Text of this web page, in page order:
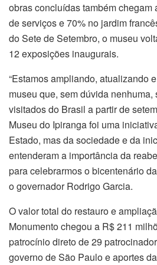
obras concluídas também
de serviços e 70% no jardim
do Sete de Setembro, o museu
12 exposições inaugurais.
“Estamos ampliando, atualizando
museu que, sem dúvida nenhuma,
visitados do Brasil a partir de
Museu do Ipiranga foi uma
Estado, mas da sociedade e da
entenderam a importância da
para celebrarmos o bicentenário
o governador Rodrigo Garcia.
O valor total do restauro e
Monumento chegou a R$ 211
patrocínio direto de 29
governo de São Paulo e aportes